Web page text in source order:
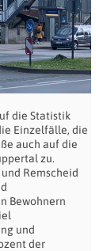
die Statistik
Einzelfälle, die
auch auf die
zu.
Remscheid
Bewohnern
und
der